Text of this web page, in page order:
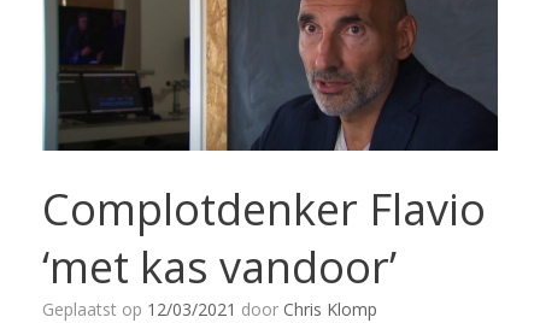
Complotdenker Flavio
‘met kas vandoor’
Geplaatst op 12/03/2021 door Chris Klomp